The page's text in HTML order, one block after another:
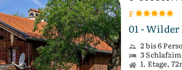
F
01 -
2 bis 6
3
1. Etage,